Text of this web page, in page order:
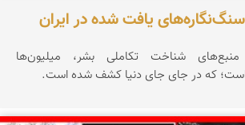
یافت شده در ایران
شناخت تکاملی بشر، میلیون‌ها
که در جای جای دنیا کشف شده است.